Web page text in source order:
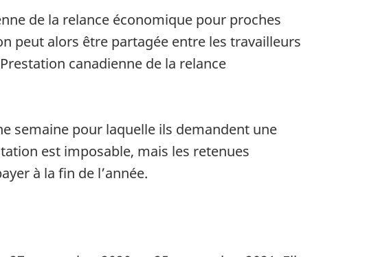
de la relance économique pour proches
peut alors être partagée entre les travailleurs
canadienne de la relance
semaine pour laquelle ils demandent une
est imposable, mais les retenues
à la fin de l’année.